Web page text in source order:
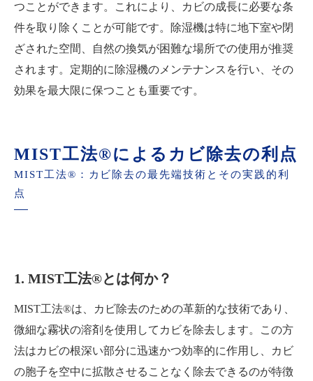
つことができます。これにより、カビの成長に必要な条
件を取り除くことが可能です。除湿機は特に地下室や閉
ざされた空間、自然の換気が困難な場所での使用が推奨
されます。定期的に除湿機のメンテナンスを行い、その
効果を最大限に保つことも重要です。
MIST工法®によるカビ除去の利点
MIST工法®：カビ除去の最先端技術とその実践的利
点
1. MIST工法®とは何か？
MIST工法®は、カビ除去のための革新的な技術であり、
微細な霧状の溶剤を使用してカビを除去します。この方
法はカビの根深い部分に迅速かつ効率的に作用し、カビ
の胞子を空中に拡散させることなく除去できるのが特徴